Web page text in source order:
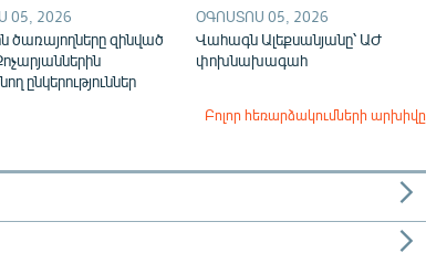
05, 2026
ծառայողները զինված
ընկերություններ
ՕԳՈՍՏՈՍ 05, 2026
Վահագն Ալեքսանյանը՝ ԱԺ
փոխնախագահ
Բոլոր հեռարձակումների արխիվը